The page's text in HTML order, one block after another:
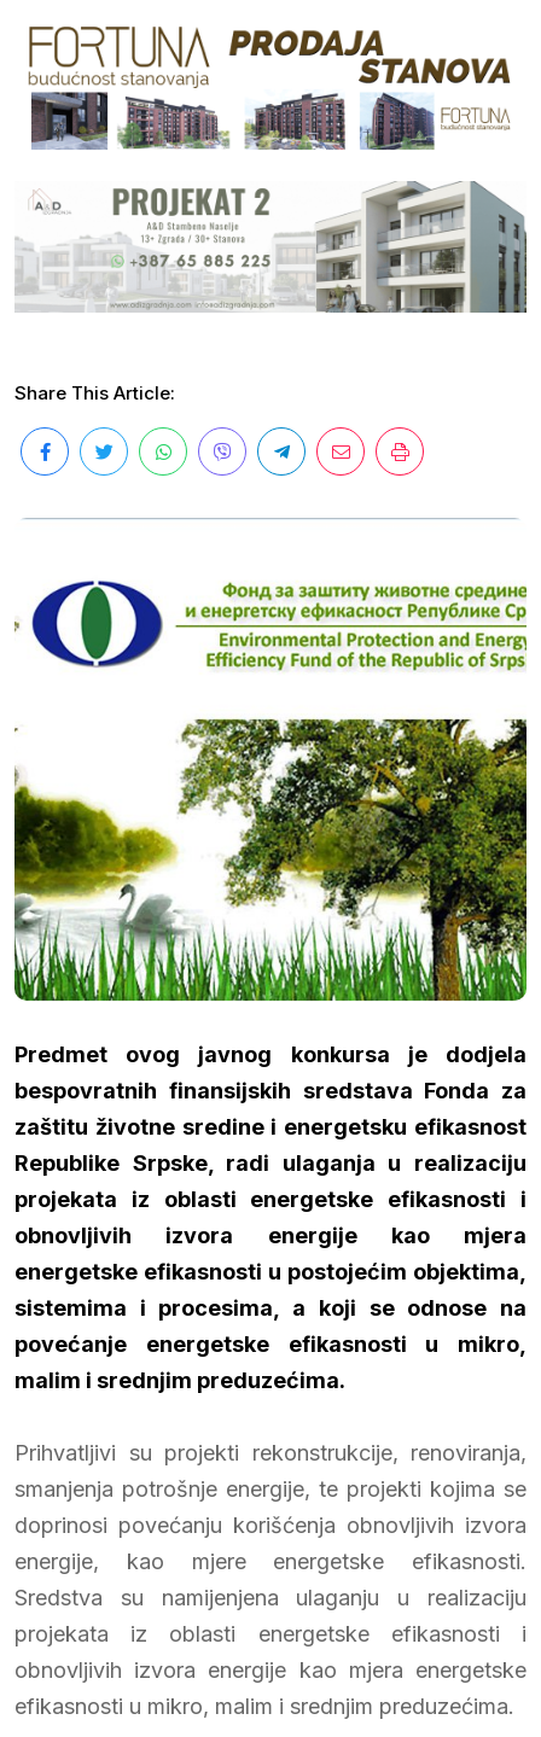
Share This Article:
Predmet ovog javnog konkursa je dodjela
bespovratnih finansijskih sredstava Fonda za
zaštitu životne sredine i energetsku efikasnost
Republike Srpske, radi ulaganja u realizaciju
projekata iz oblasti energetske efikasnosti i
obnovljivih izvora energije kao mjera
energetske efikasnosti u postojećim objektima,
sistemima i procesima, a koji se odnose na
povećanje energetske efikasnosti u mikro,
malim i srednjim preduzećima.
Prihvatljivi su projekti rekonstrukcije, renoviranja,
smanjenja potrošnje energije, te projekti kojima se
doprinosi povećanju korišćenja obnovljivih izvora
energije, kao mjere energetske efikasnosti.
Sredstva su namijenjena ulaganju u realizaciju
projekata iz oblasti energetske efikasnosti i
obnovljivih izvora energije kao mjera energetske
efikasnosti u mikro, malim i srednjim preduzećima.